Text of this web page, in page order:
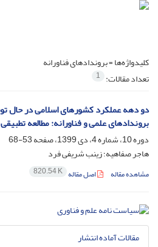
کلیدواژه‌ها =بروندادهای فناورانه
تعداد مقالات: 1
بروندادهای علمی و فناورانه: مطالعه تطبیقی
دوره 10، شماره 4، دی 1399، صفحه
53-68
هاجر صفاهیه؛ زینب شریفی فرد
مشاهده مقاله اصل مقاله 820.54 K
مقالات آماده انتشار